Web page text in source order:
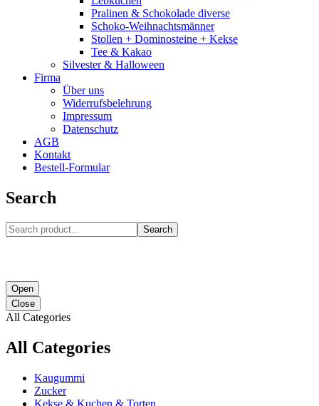
Pralinen & Schokolade diverse
Schoko-Weihnachtsmänner
Stollen + Dominosteine + Kekse
Tee & Kakao
Silvester & Halloween
Firma
Über uns
Widerrufsbelehrung
Impressum
Datenschutz
AGB
Kontakt
Bestell-Formular
Search
Search
Open
Close
All Categories
All Categories
Kaugummi
Zucker
Kekse & Kuchen & Torten